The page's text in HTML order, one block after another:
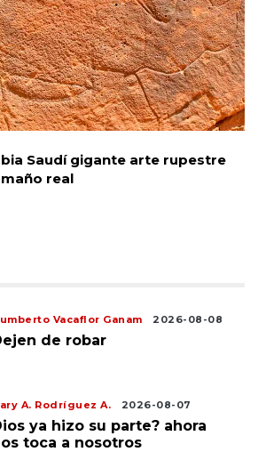
Saudí gigante arte rupestre
real
Vacaflor Ganam 2026-08-08
de robar
A. Rodríguez A. 2026-08-07
ya hizo su parte? ahora
toca a nosotros